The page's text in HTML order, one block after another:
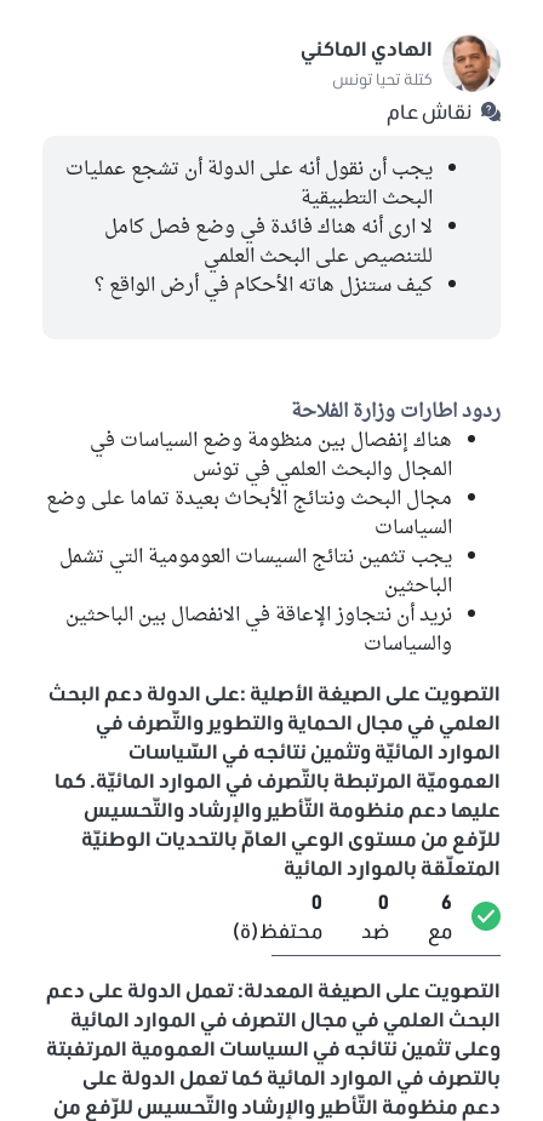
الهادي الماكني
كتلة تحيا تونس
نقاش عام
يجب أن نقول أنه على الدولة أن تشجع عمليات
البحث التطبيقية
لا ارى أنه هناك فائدة في وضع فصل كامل
للتنصيص على البحث العلمي
كيف ستنزل هاته الأحكام في أرض الواقع ؟
ردود اطارات وزارة الفلاحة
هناك إنفصال بين منظومة وضع السياسات في
المجال والبحث العلمي في تونس
مجال البحث ونتائج الأبحاث بعيدة تماما على وضع
السياسات
يجب تثمين نتائج السيسات العومومية التي تشمل
الباحثين
نريد أن نتجاوز الإعاقة في الانفصال بين الباحثين
والسياسات
التصويت على الصيغة الأصلية :على الدولة دعم البحث
العلمي في مجال الحماية والتطوير والتّصرف في
الموارد المائيّة وتثمين نتائجه في السّياسات
العموميّة المرتبطة بالتّصرف في الموارد المائيّة. كما
عليها دعم منظومة التّأطير والإرشاد والتّحسيس
للرّفع من مستوى الوعي العامّ بالتحديات الوطنيّة
المتعلّقة بالموارد المائية
6
مع
0
ضد
0
محتفظ(ة)
التصويت على الصيغة المعدلة: تعمل الدولة على دعم
البحث العلمي في مجال التصرف في الموارد المائية
وعلى تثمين نتائجه في السياسات العمومية المرتفبتة
بالتصرف في الموارد المائية كما تعمل الدولة على
دعم منظومة التّأطير والإرشاد والتّحسيس للرّفع من